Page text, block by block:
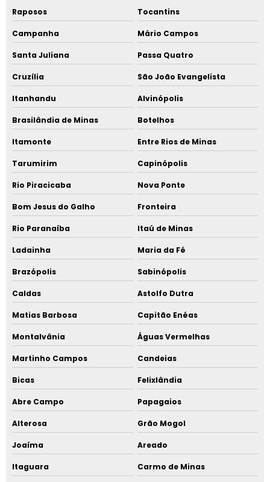
Raposos Tocantins
Campanha Mário Campos
Santa Juliana Passa Quatro
Cruzília São João Evangelista
Itanhandu Alvinópolis
Brasilândia de Minas Botelhos
Itamonte Entre Rios de Minas
Tarumirim Capinópolis
Rio Piracicaba Nova Ponte
Bom Jesus do Galho Fronteira
Rio Paranaíba Itaú de Minas
Ladainha Maria da Fé
Brazópolis Sabinópolis
Caldas Astolfo Dutra
Matias Barbosa Capitão Enéas
Montalvânia Águas Vermelhas
Martinho Campos Candeias
Bicas Felixlândia
Abre Campo Papagaios
Alterosa Grão Mogol
Joaíma Areado
Itaguara Carmo de Minas